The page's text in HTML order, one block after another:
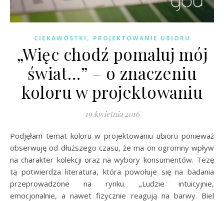
CIEKAWOSTKI , PROJEKTOWANIE UBIORU
„Więc chodź pomaluj mój
świat…” – o znaczeniu
koloru w projektowaniu
19 kwietnia 2016
Podjęłam temat koloru w projektowaniu ubioru ponieważ
obserwuję od dłuższego czasu, że ma on ogromny wpływ
na charakter kolekcji oraz na wybory konsumentów. Tezę
tą potwierdza literatura, która powołuje się na badania
przeprowadzone na rynku. „Ludzie intuicyjnie,
emocjonalnie, a nawet fizycznie reagują na barwy. Biel